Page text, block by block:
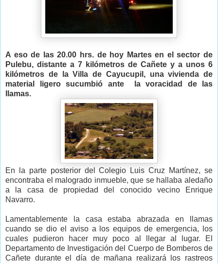
A eso de las 20.00 hrs. de hoy Martes en el sector de
Pulebu, distante a 7 kilómetros de Cañete y a unos 6
kilómetros de la Villa de Cayucupil, una vivienda de
material ligero sucumbió ante la voracidad de las
llamas.
En la parte posterior del Colegio Luis Cruz Martínez, se
encontraba el malogrado inmueble, que se hallaba aledaño
a la casa de propiedad del conocido vecino Enrique
Navarro.
Lamentablemente la casa estaba abrazada en llamas
cuando se dio el aviso a los equipos de emergencia, los
cuales pudieron hacer muy poco al llegar al lugar. El
Departamento de Investigación del Cuerpo de Bomberos de
Cañete durante el día de mañana realizará los rastreos